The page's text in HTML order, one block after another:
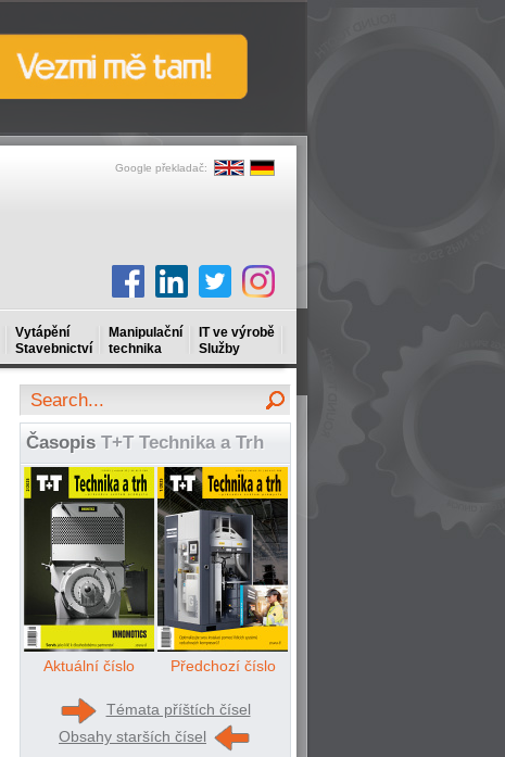
Google překladač:
Vytápění
Stavebnictví
Manipulační
technika
IT ve výrobě
Služby
Časopis T+T Technika a Trh
Aktuální číslo Předchozí číslo
Témata příštích čísel
Obsahy starších čísel